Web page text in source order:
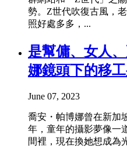
勢。Z世代吹復古風，
照好處多多，...
是幫傭、女人
娜鏡頭下的移
June 07, 2023
喬安・帕博娜曾在新加
年，童年的攝影夢像一
間裡，現在換她想成為